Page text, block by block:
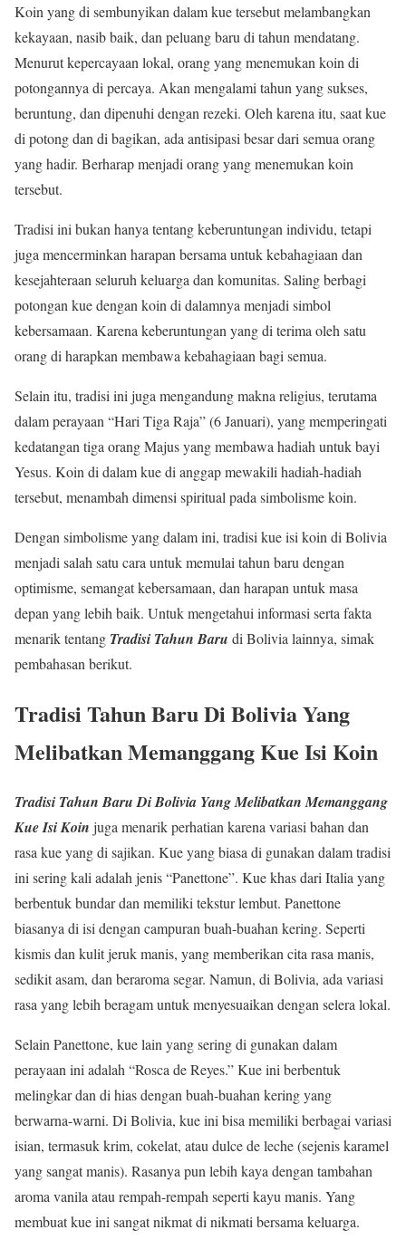
Koin yang di sembunyikan dalam kue tersebut melambangkan
kekayaan, nasib baik, dan peluang baru di tahun mendatang.
Menurut kepercayaan lokal, orang yang menemukan koin di
potongannya di percaya. Akan mengalami tahun yang sukses,
beruntung, dan dipenuhi dengan rezeki. Oleh karena itu, saat kue
di potong dan di bagikan, ada antisipasi besar dari semua orang
yang hadir. Berharap menjadi orang yang menemukan koin
tersebut.
Tradisi ini bukan hanya tentang keberuntungan individu, tetapi
juga mencerminkan harapan bersama untuk kebahagiaan dan
kesejahteraan seluruh keluarga dan komunitas. Saling berbagi
potongan kue dengan koin di dalamnya menjadi simbol
kebersamaan. Karena keberuntungan yang di terima oleh satu
orang di harapkan membawa kebahagiaan bagi semua.
Selain itu, tradisi ini juga mengandung makna religius, terutama
dalam perayaan “Hari Tiga Raja” (6 Januari), yang memperingati
kedatangan tiga orang Majus yang membawa hadiah untuk bayi
Yesus. Koin di dalam kue di anggap mewakili hadiah-hadiah
tersebut, menambah dimensi spiritual pada simbolisme koin.
Dengan simbolisme yang dalam ini, tradisi kue isi koin di Bolivia
menjadi salah satu cara untuk memulai tahun baru dengan
optimisme, semangat kebersamaan, dan harapan untuk masa
depan yang lebih baik. Untuk mengetahui informasi serta fakta
menarik tentang Tradisi Tahun Baru di Bolivia lainnya, simak
pembahasan berikut.
Tradisi Tahun Baru Di Bolivia Yang
Melibatkan Memanggang Kue Isi Koin
Tradisi Tahun Baru Di Bolivia Yang Melibatkan Memanggang
Kue Isi Koin juga menarik perhatian karena variasi bahan dan
rasa kue yang di sajikan. Kue yang biasa di gunakan dalam tradisi
ini sering kali adalah jenis “Panettone”. Kue khas dari Italia yang
berbentuk bundar dan memiliki tekstur lembut. Panettone
biasanya di isi dengan campuran buah-buahan kering. Seperti
kismis dan kulit jeruk manis, yang memberikan cita rasa manis,
sedikit asam, dan beraroma segar. Namun, di Bolivia, ada variasi
rasa yang lebih beragam untuk menyesuaikan dengan selera lokal.
Selain Panettone, kue lain yang sering di gunakan dalam
perayaan ini adalah “Rosca de Reyes.” Kue ini berbentuk
melingkar dan di hias dengan buah-buahan kering yang
berwarna-warni. Di Bolivia, kue ini bisa memiliki berbagai variasi
isian, termasuk krim, cokelat, atau dulce de leche (sejenis karamel
yang sangat manis). Rasanya pun lebih kaya dengan tambahan
aroma vanila atau rempah-rempah seperti kayu manis. Yang
membuat kue ini sangat nikmat di nikmati bersama keluarga.